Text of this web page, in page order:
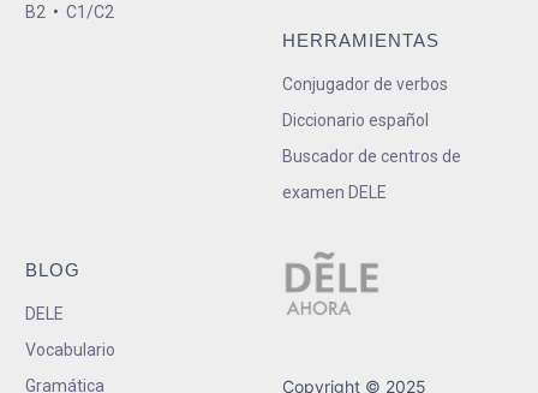
B2 • C1/C2
HERRAMIENTAS
Conjugador de verbos
Diccionario español
Buscador de centros de
examen DELE
BLOG
DELE
Vocabulario
Gramática
Copyright © 2025